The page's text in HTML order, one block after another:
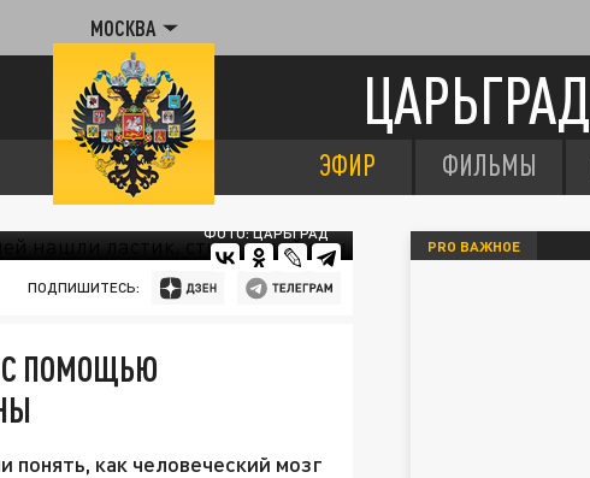
МОСКВА
ЦАРЬГРАД
ЭФИР ФИЛЬМЫ
ФОТО: ЦАРЬГРАД
ПОДПИШИТЕСЬ:
С ПОМОЩЬЮ
как человеческий мозг
PRO ВАЖНОЕ